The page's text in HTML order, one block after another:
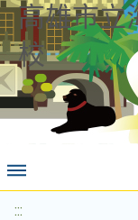
高雄市立
校
:::